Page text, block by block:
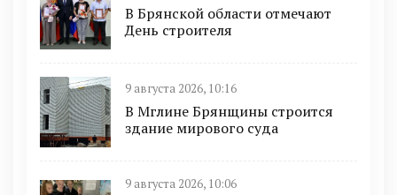
В Брянской области отмечают
День строителя
9 августа 2026, 10:16
В Мглине Брянщины строится
здание мирового суда
9 августа 2026, 10:06